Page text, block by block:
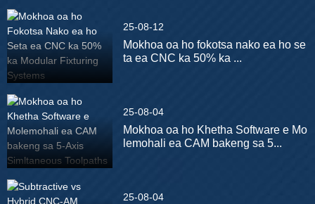
25-08-12
Mokhoa oa ho fokotsa nako ea ho se
ta ea CNC ka 50% ka ...
25-08-04
Mokhoa oa ho Khetha Software e Mo
lemohali ea CAM bakeng sa 5...
25-08-04